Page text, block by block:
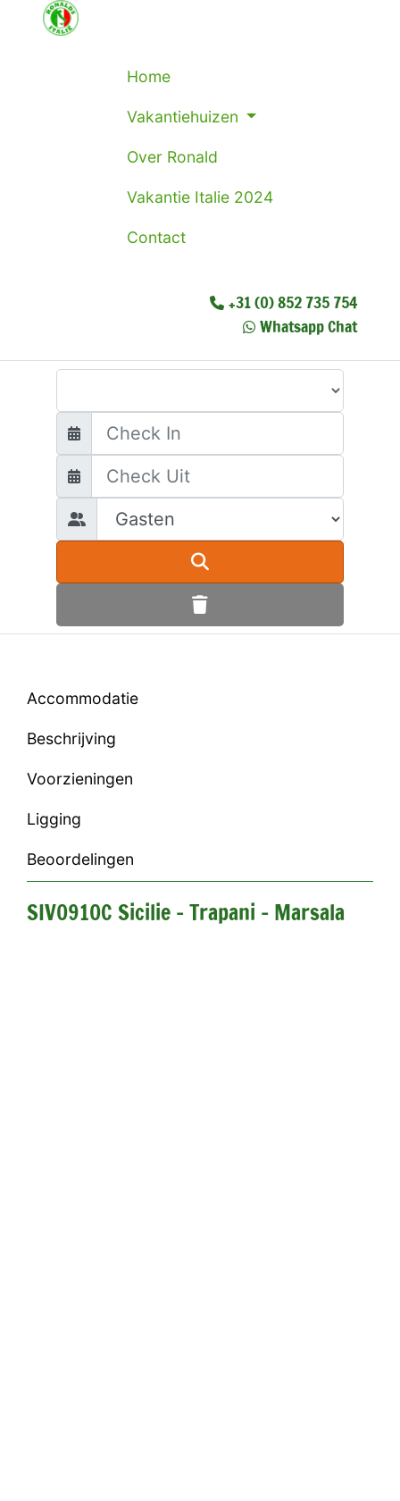
Home
Vakantiehuizen
Over Ronald
Vakantie Italie 2024
Contact
+31 (0) 852 735 754
Whatsapp Chat
Accommodatie
Beschrijving
Voorzieningen
Ligging
Beoordelingen
SIV0910C Sicilie - Trapani - Marsala